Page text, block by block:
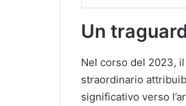
Un
Nel corso del 2023,
straordinario
significativo verso